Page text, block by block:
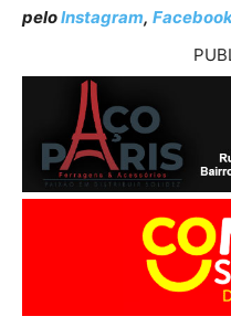
peloInstagram,